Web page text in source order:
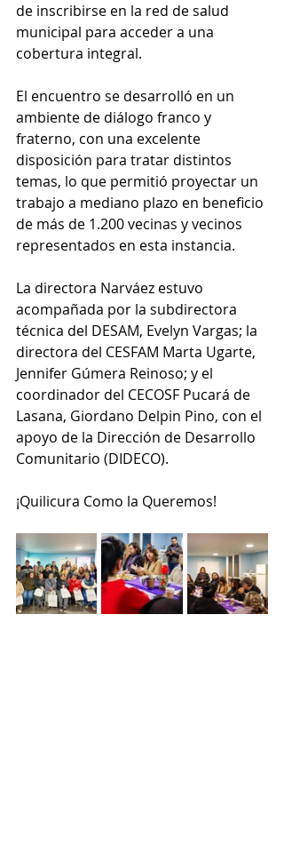
de inscribirse en la red de salud
municipal para acceder a una
cobertura integral.
El encuentro se desarrolló en un
ambiente de diálogo franco y
fraterno, con una excelente
disposición para tratar distintos
temas, lo que permitió proyectar un
trabajo a mediano plazo en beneficio
de más de 1.200 vecinas y vecinos
representados en esta instancia.
La directora Narváez estuvo
acompañada por la subdirectora
técnica del DESAM, Evelyn Vargas; la
directora del CESFAM Marta Ugarte,
Jennifer Gúmera Reinoso; y el
coordinador del CECOSF Pucará de
Lasana, Giordano Delpin Pino, con el
apoyo de la Dirección de Desarrollo
Comunitario (DIDECO).
¡Quilicura Como la Queremos!